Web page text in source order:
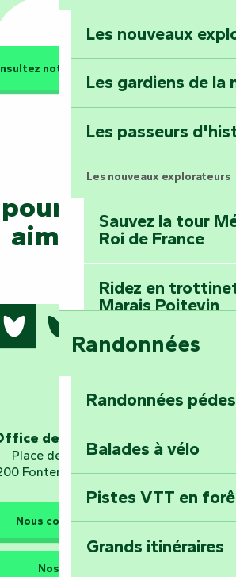
Faymoreau :
épopée minière
Terre d’étoiles :
Les nouveaux
Les gardiens de la
Les passeurs
Les nouveaux explorateurs
Sauvez la tour
Roi de France
Ridez en
Marais Poitevin
Embarquez pour
Explorez
d’orientation «
Les gardiens de la nature
Randonnées
Randonnées
Balades à vélo
Pistes VTT en
Grands itinéraires
notre FAQ générale
aussi
aimer...
Bazoges-en-Pareds et son
d'inspiration médiévale
de tourisme
Place de Verdun
Fontenay-le-Comte
Nous contacter
Nos QG